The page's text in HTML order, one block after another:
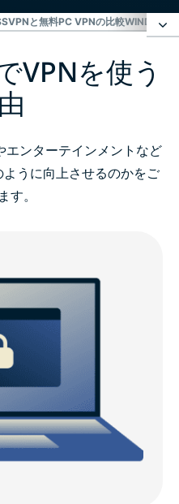
と無料PC VPNの比較WINDOWS
由
をセットアップ
をインストール
比較
要な理由
高度な機能
ーの声
VPNを使う
ンターテインメントなど
うに向上させるのかをご
す。